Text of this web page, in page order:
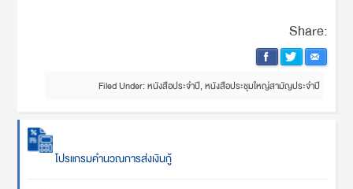
Share:
Filed Under:หนังสือประจำปี,หนังสือประชุมใหญ่สามัญประจำปี
โปรแกรมคำนวณการส่งเงินกู้